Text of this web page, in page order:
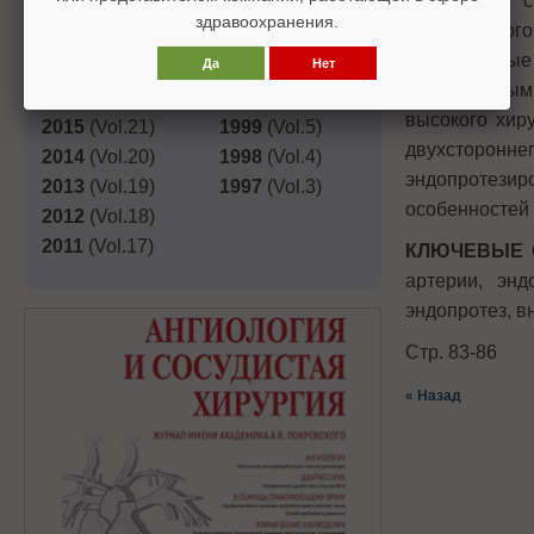
высокого
КЛЮЧЕВЫЕ
артерии,
эндопротез,
Стр. 83-86
« Назад
2019 (Vol.25)
2015 (Vol.21)
2014 (Vol.20)
2013 (Vol.19)
2012 (Vol.18)
2011 (Vol.17)
2003(Vol.9)
(Vol.8)
2001
(Vol.7)
1999 (Vol.5)
1998 (Vol.4)
1997 (Vol.3)
здравоохранения.
Да Нет